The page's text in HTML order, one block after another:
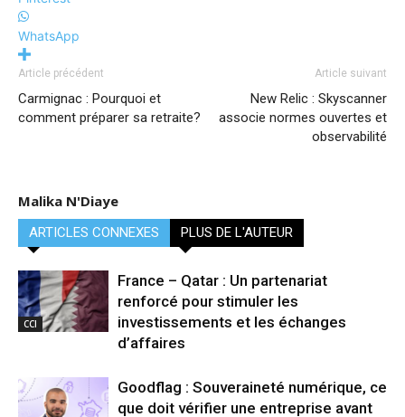
WhatsApp
Article précédent
Carmignac : Pourquoi et
comment préparer sa retraite?
Article suivant
New Relic : Skyscanner
associe normes ouvertes et
observabilité
Malika N'Diaye
ARTICLES CONNEXES PLUS DE L'AUTEUR
CCI
France – Qatar : Un partenariat
renforcé pour stimuler les
investissements et les échanges
d’affaires
Goodflag : Souveraineté numérique, ce
que doit vérifier une entreprise avant